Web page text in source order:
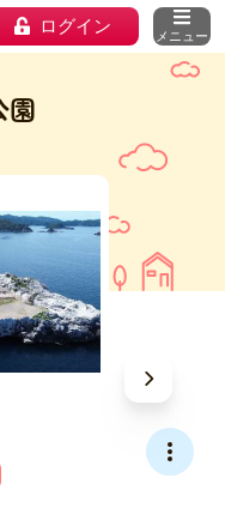
ログイン メニュー
園